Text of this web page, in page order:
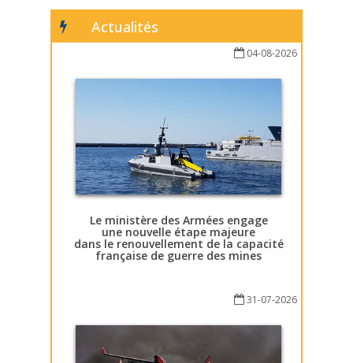
Actualités
04-08-2026
Le ministère des Armées engage
une nouvelle étape majeure
dans le renouvellement de la capacité
française de guerre des mines
31-07-2026